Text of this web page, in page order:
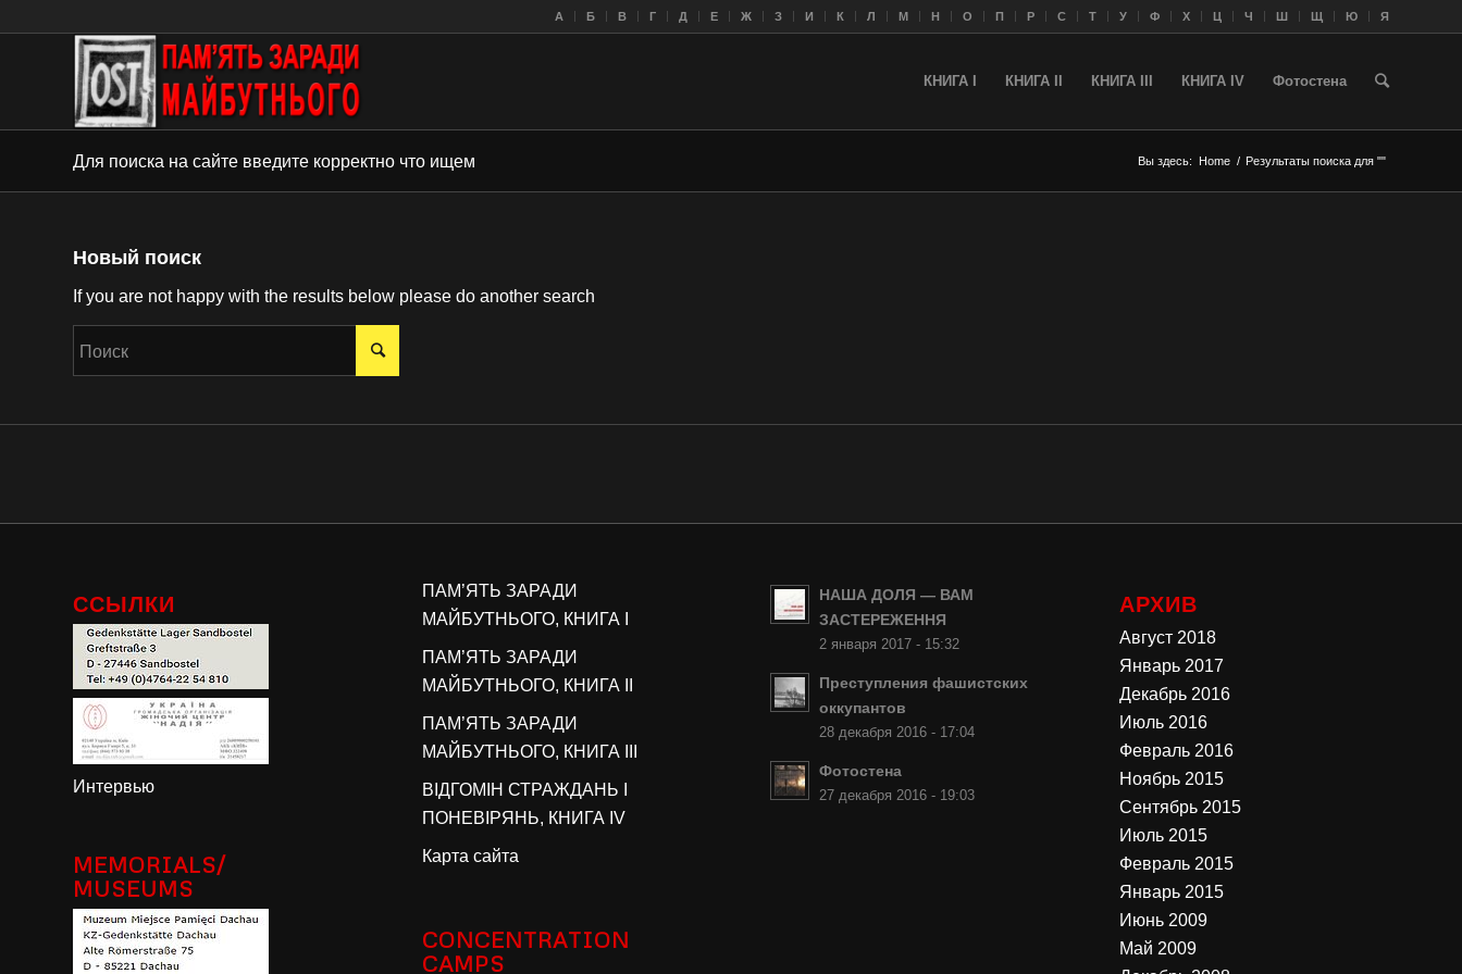
A Б В Г Д Е Ж З И К Л M Н О П Р С Т У Ф Х Ц Ч Ш Щ Ю Я
КНИГА I КНИГА II КНИГА III КНИГА IV Фотостена
Для поиска на сайте введите корректно что ищем Вы здесь: Home / Результаты поиска для ""
Новый поиск
If you are not happy with the results below please do another search
ССЫЛКИ
Интервью
MEMORIALS/
MUSEUMS
ПАМ’ЯТЬ ЗАРАДИ
МАЙБУТНЬОГО, КНИГА I
ПАМ’ЯТЬ ЗАРАДИ
МАЙБУТНЬОГО, КНИГА II
ПАМ’ЯТЬ ЗАРАДИ
МАЙБУТНЬОГО, КНИГА III
ВІДГОМІН СТРАЖДАНЬ І
ПОНЕВІРЯНЬ, КНИГА IV
Карта сайта
CONCENTRATION
CAMPS
НАША ДОЛЯ — ВАМ
ЗАСТЕРЕЖЕННЯ
2 января 2017 - 15:32
Преступления фашистских
оккупантов
28 декабря 2016 - 17:04
Фотостена
27 декабря 2016 - 19:03
АРХИВ
Август 2018
Январь 2017
Декабрь 2016
Июль 2016
Февраль 2016
Ноябрь 2015
Сентябрь 2015
Июль 2015
Февраль 2015
Январь 2015
Июнь 2009
Май 2009